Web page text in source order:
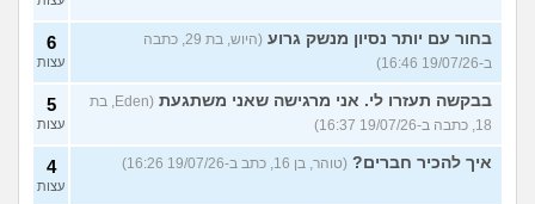
בחור עם יותר נסיון מנשק גרוע
(היוש, בת 29, כתבה
ב-19/07/26 16:46)
6
עצות
בבקשה תעזרו לי. אני מרגישה שאני משתגעת
(Eden, בת
18, כתבה ב-19/07/26 16:37)
5
עצות
איך להכיר חברים? (טוהר, בן 16, כתב ב-19/07/26 16:26) 4
עצות